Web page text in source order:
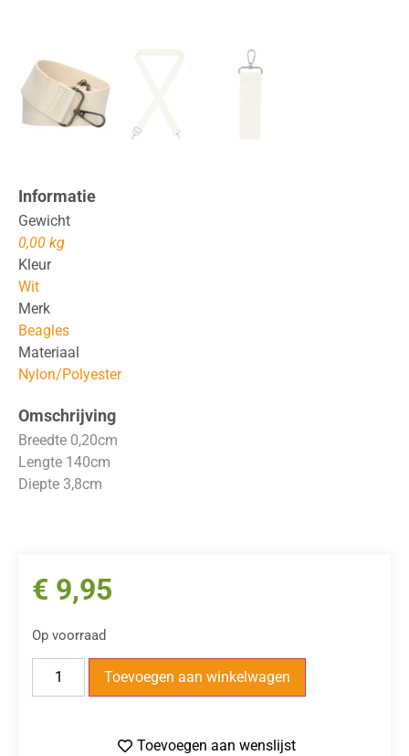
Informatie
Gewicht
0,00 kg
Kleur
Wit
Merk
Beagles
Materiaal
Nylon/Polyester
Omschrijving
Breedte 0,20cm
Lengte 140cm
Diepte 3,8cm
€ 9,95
Op voorraad
Toevoegen aan winkelwagen
Toevoegen aan wenslijst